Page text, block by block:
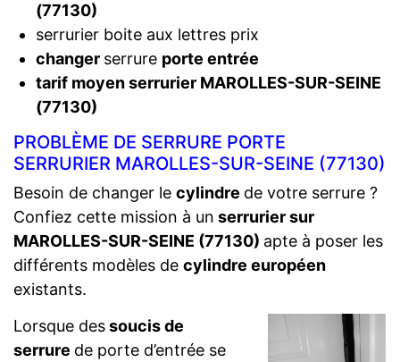
(77130)
serrurier boite aux lettres prix
changer serrure porte entrée
tarif moyen serrurier MAROLLES-SUR-SEINE
(77130)
PROBLÈME DE SERRURE PORTE
SERRURIER MAROLLES-SUR-SEINE (77130)
Besoin de changer le cylindre de votre serrure ?
Confiez cette mission à un serrurier sur
MAROLLES-SUR-SEINE (77130) apte à poser les
différents modèles de cylindre européen
existants.
Lorsque dessoucis de
serrure de porte d’entrée se